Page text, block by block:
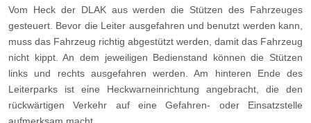
Vom Heck der DLAK aus werden die Stützen des Fahrzeuges
gesteuert. Bevor die Leiter ausgefahren und benutzt werden kann,
muss das Fahrzeug richtig abgestützt werden, damit das Fahrzeug
nicht kippt. An dem jeweiligen Bedienstand können die Stützen
links und rechts ausgefahren werden. Am hinteren Ende des
Leiterparks ist eine Heckwarneinrichtung angebracht, die den
rückwärtigen Verkehr auf eine Gefahren- oder Einsatzstelle